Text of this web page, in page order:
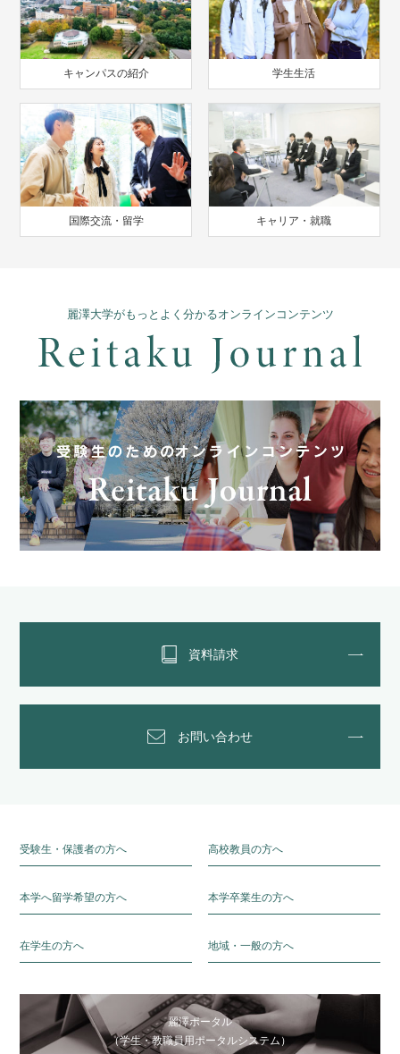
キャンパスの紹介 学生生活
国際交流・留学 キャリア・就職
麗澤大学がもっとよく分かるオンラインコンテンツ
資料請求
お問い合わせ
受験生・保護者の方へ 高校教員の方へ
本学へ留学希望の方へ 本学卒業生の方へ
在学生の方へ 地域・一般の方へ
麗澤ポータル
（学生・教職員用ポータルシステム）